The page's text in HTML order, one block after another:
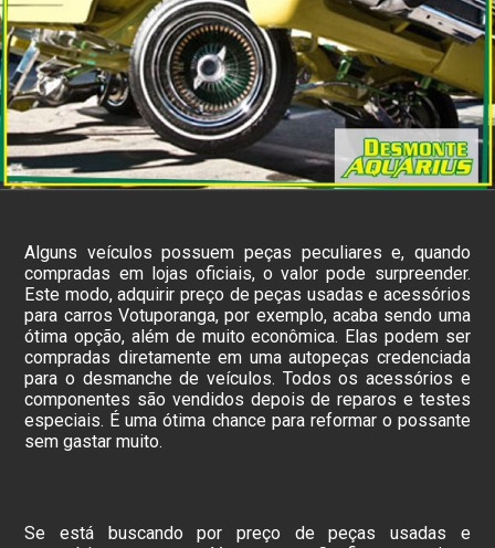
Alguns veículos possuem peças peculiares e, quando
compradas em lojas oficiais, o valor pode surpreender.
Este modo, adquirir preço de peças usadas e acessórios
para carros Votuporanga, por exemplo, acaba sendo uma
ótima opção, além de muito econômica. Elas podem ser
compradas diretamente em uma autopeças credenciada
para o desmanche de veículos. Todos os acessórios e
componentes são vendidos depois de reparos e testes
especiais. É uma ótima chance para reformar o possante
sem gastar muito.
Se está buscando por preço de peças usadas e